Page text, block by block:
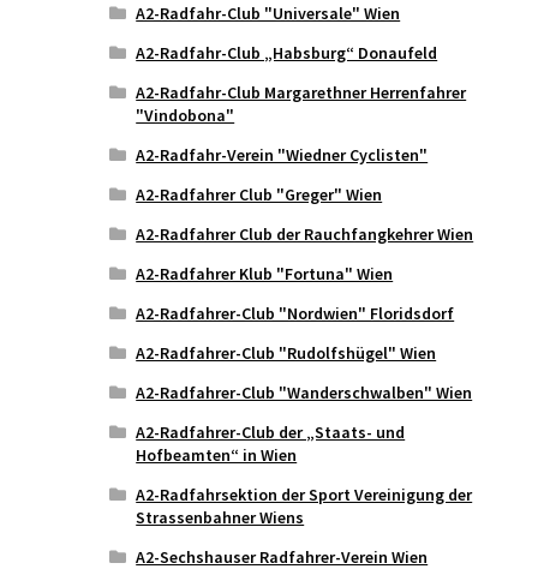
A2-Radfahr-Club "Universale" Wien
A2-Radfahr-Club „Habsburg“ Donaufeld
A2-Radfahr-Club Margarethner Herrenfahrer
"Vindobona"
A2-Radfahr-Verein "Wiedner Cyclisten"
A2-Radfahrer Club "Greger" Wien
A2-Radfahrer Club der Rauchfangkehrer Wien
A2-Radfahrer Klub "Fortuna" Wien
A2-Radfahrer-Club "Nordwien" Floridsdorf
A2-Radfahrer-Club "Rudolfshügel" Wien
A2-Radfahrer-Club "Wanderschwalben" Wien
A2-Radfahrer-Club der „Staats- und
Hofbeamten“ in Wien
A2-Radfahrsektion der Sport Vereinigung der
Strassenbahner Wiens
A2-Sechshauser Radfahrer-Verein Wien